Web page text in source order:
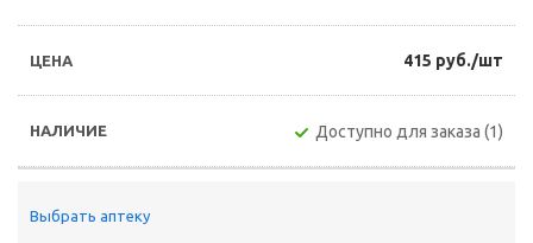
415 руб./шт
Доступно для заказа (1)
Выбрать аптеку